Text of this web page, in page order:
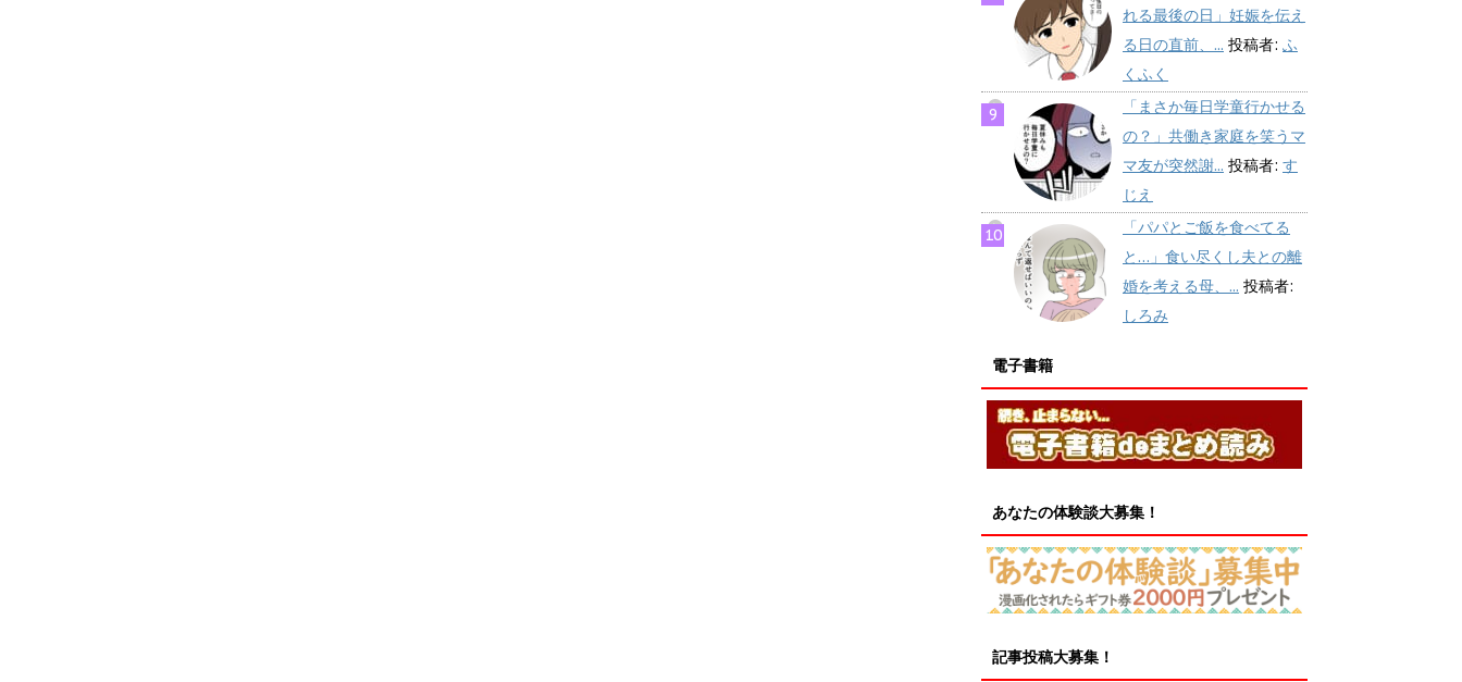
れる最後の日」妊娠を伝え
る日の直前、... 投稿者: ふ
くふく
「まさか毎日学童行かせる
の？」共働き家庭を笑うマ
マ友が突然謝... 投稿者: す
じえ
「パパとご飯を食べてる
と…」食い尽くし夫との離
婚を考える母、... 投稿者:
しろみ
電子書籍
あなたの体験談大募集！
記事投稿大募集！